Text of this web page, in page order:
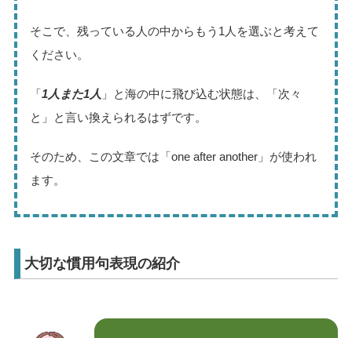
そこで、残っている人の中からもう1人を選ぶと考えて
ください。
「1人また1人 」と海の中に飛び込む状態は、「次々
と」と言い換えられるはずです。
そのため、この文章では「one after another」が使われ
ます。
大切な慣用句表現の紹介